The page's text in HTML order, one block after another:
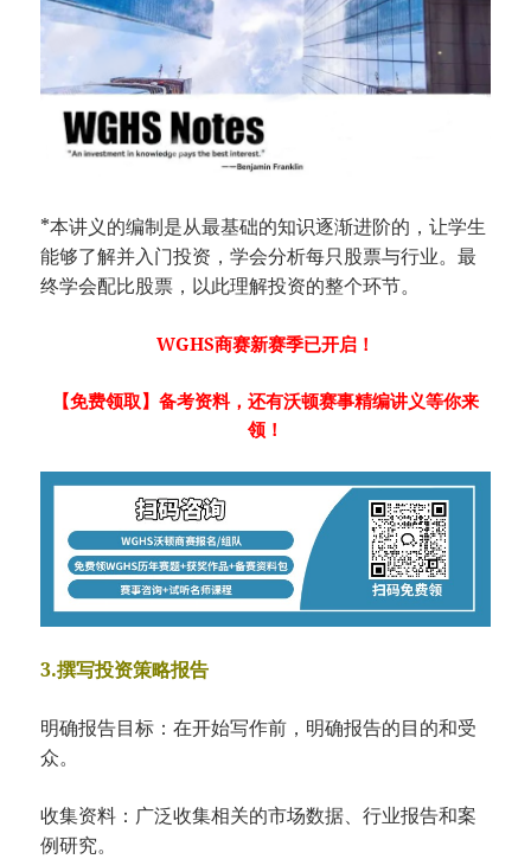
*本讲义的编制是从最基础的知识逐渐进阶的，让学生
能够了解并入门投资，学会分析每只股票与行业。最
终学会配比股票，以此理解投资的整个环节。
WGHS商赛新赛季已开启！
【免费领取】备考资料，还有沃顿赛事精编讲义等你来
领！
3.撰写投资策略报告
明确报告目标：在开始写作前，明确报告的目的和受
众。
收集资料：广泛收集相关的市场数据、行业报告和案
例研究。